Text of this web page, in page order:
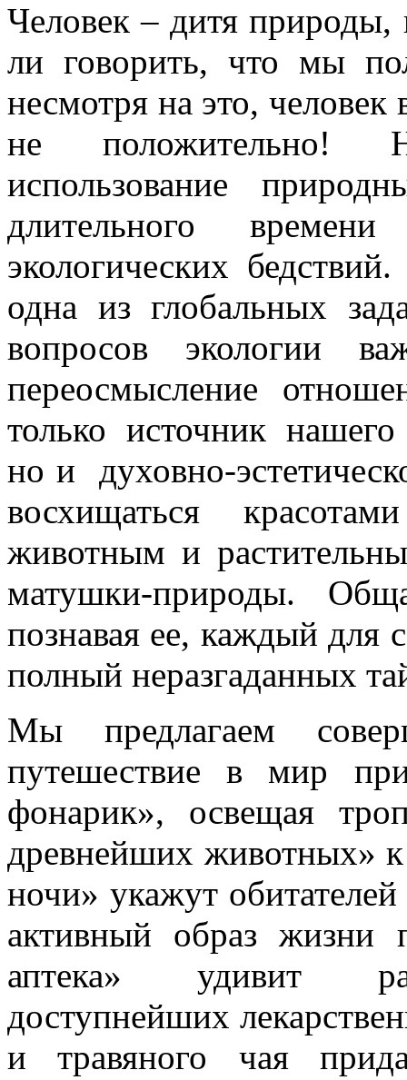
Человек – дитя
ли говорить, что мы
несмотря на это, человек
не положительно!
использование
длительного
экологических
одна из глобальных
вопросов экологии
переосмысление
только источник
но и духовно-
восхищаться
животным и
матушки-природы.
познавая ее, каждый для
полный неразгаданных
Мы предлагаем
путешествие в мир
фонарик», освещая
древнейших животных»
ночи» укажут
активный образ жизни
аптека» удивит
доступнейших
и травяного чая